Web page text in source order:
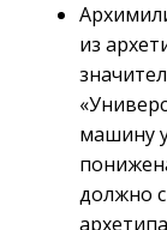
из
машину
должно